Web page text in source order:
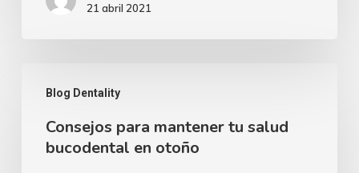
21 abril 2021
Blog Dentality
para
mantener
Consejos para mantener tu salud
bucodental en otoño